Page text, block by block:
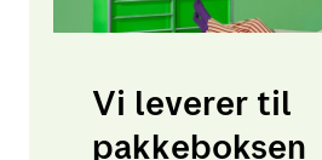
Vi leverer til
pakkeboksen